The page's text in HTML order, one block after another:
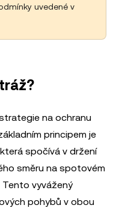
uvedené v
na ochranu
principem je
spočívá v držení
směru na spotovém
vyvážený
pohybů v obou